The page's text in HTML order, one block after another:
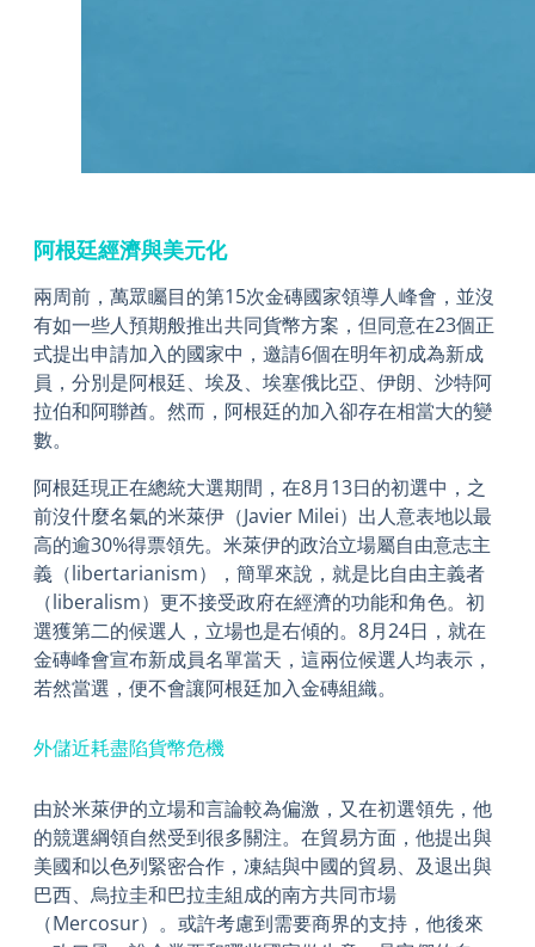
阿根廷經濟與美元化
兩周前，萬眾矚目的第15次金磚國家領導人峰會，並沒
有如一些人預期般推出共同貨幣方案，但同意在23個正
式提出申請加入的國家中，邀請6個在明年初成為新成
員，分別是阿根廷、埃及、埃塞俄比亞、伊朗、沙特阿
拉伯和阿聯酋。然而，阿根廷的加入卻存在相當大的變
數。
阿根廷現正在總統大選期間，在8月13日的初選中，之
前沒什麼名氣的米萊伊（Javier Milei）出人意表地以最
高的逾30%得票領先。米萊伊的政治立場屬自由意志主
義（libertarianism），簡單來說，就是比自由主義者
（liberalism）更不接受政府在經濟的功能和角色。初
選獲第二的候選人，立場也是右傾的。8月24日，就在
金磚峰會宣布新成員名單當天，這兩位候選人均表示，
若然當選，便不會讓阿根廷加入金磚組織。
外儲近耗盡陷貨幣危機
由於米萊伊的立場和言論較為偏激，又在初選領先，他
的競選綱領自然受到很多關注。在貿易方面，他提出與
美國和以色列緊密合作，凍結與中國的貿易、及退出與
巴西、烏拉圭和巴拉圭組成的南方共同市場
（Mercosur）。或許考慮到需要商界的支持，他後來